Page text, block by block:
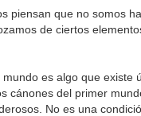
piensan que no somos
de ciertos
es algo que existe
cánones del primer
No es una